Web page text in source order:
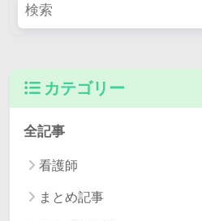
カテゴリー
全記事
看護師
まとめ記事